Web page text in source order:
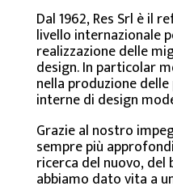
Dal 1962, Res Srl è il
livello internazionale
realizzazione delle
design. In particolar
nella produzione
interne di design
Grazie al nostro
sempre più
ricerca del nuovo, del
abbiamo dato vita a